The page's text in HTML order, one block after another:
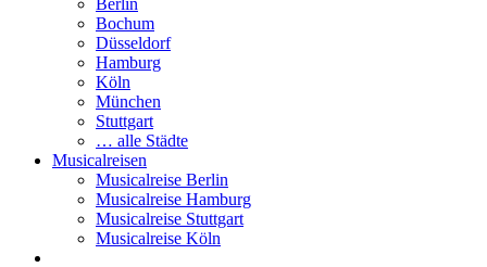
Berlin
Bochum
Düsseldorf
Hamburg
Köln
München
Stuttgart
… alle Städte
Musicalreisen
Musicalreise Berlin
Musicalreise Hamburg
Musicalreise Stuttgart
Musicalreise Köln